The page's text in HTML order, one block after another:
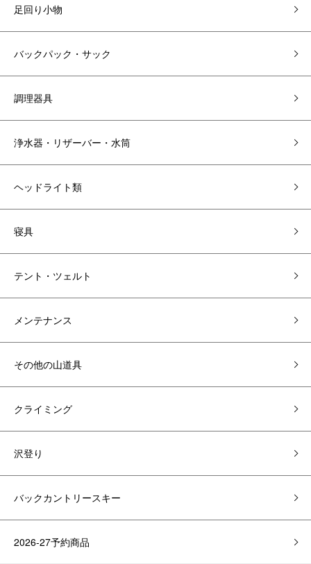
足回り小物
バックパック・サック
調理器具
浄水器・リザーバー・水筒
ヘッドライト類
寝具
テント・ツェルト
メンテナンス
その他の山道具
クライミング
沢登り
バックカントリースキー
2026-27予約商品